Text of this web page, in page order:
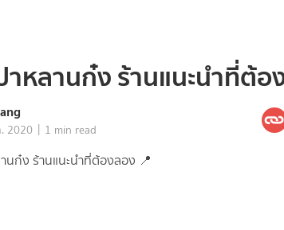
าหลานก๋ง ร้านแนะนำที่ต้อ
2020 | 1 min read